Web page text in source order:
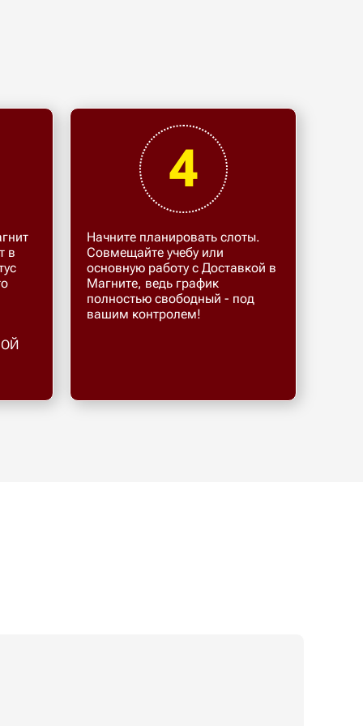
в
4
Начните планировать слоты.
Совмещайте учебу или
основную работу с Доставкой в
Магните, ведь график
полностью свободный - под
вашим контролем!